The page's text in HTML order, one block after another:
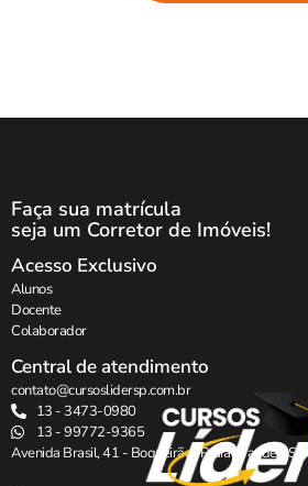
Faça sua matrícula
seja um Corretor de Imóveis!
Acesso Exclusivo
Alunos
Docente
Colaborador
Central de atendimento
contato@cursoslidersp.com.br
13 - 3473-0980
13 - 99772-9365
Avenida Brasil, 41 - Boqueirão , Praia Grande - SP.